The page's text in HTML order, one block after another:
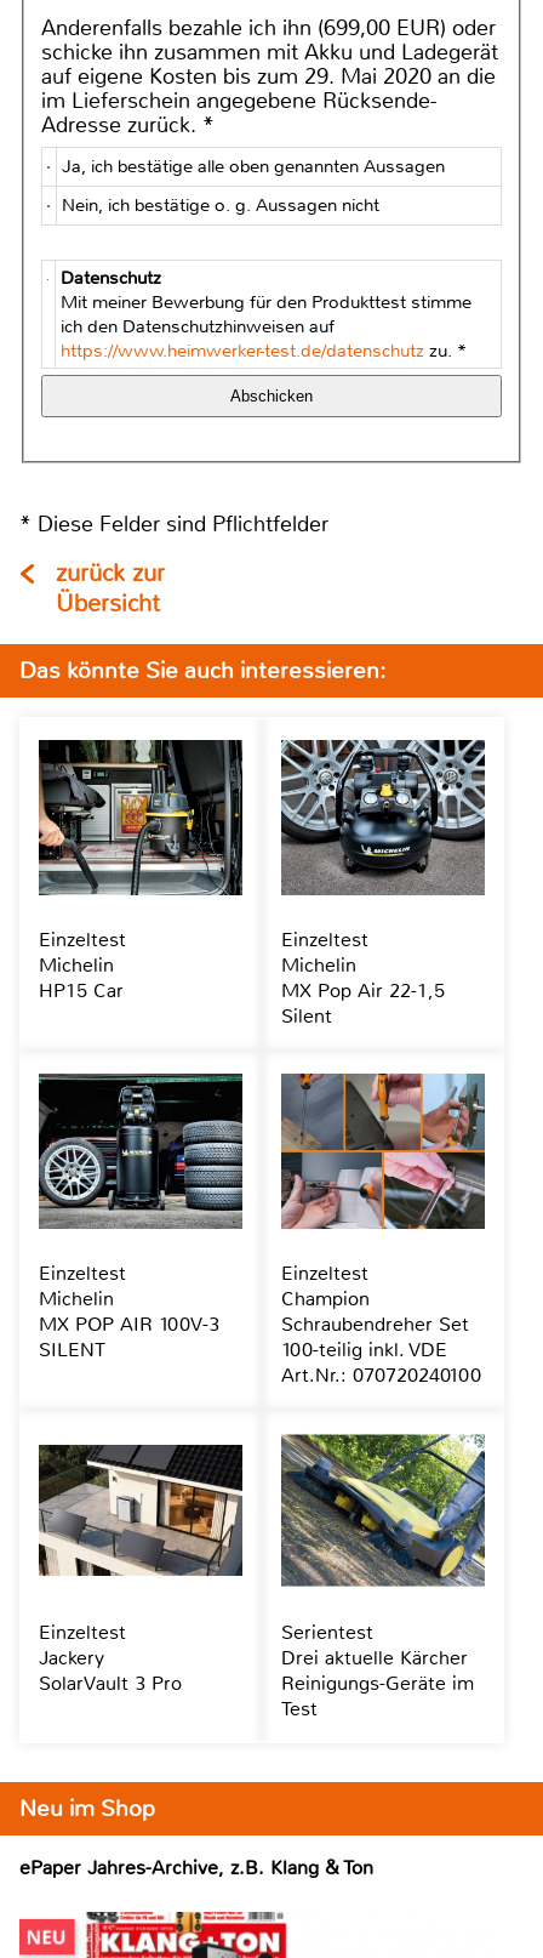
Anderenfalls bezahle ich ihn (699,00 EUR) oder
schicke ihn zusammen mit Akku und Ladegerät
auf eigene Kosten bis zum 29. Mai 2020 an die
im Lieferschein angegebene Rücksende-
Adresse zurück. *
Ja, ich bestätige alle oben genannten Aussagen
Nein, ich bestätige o. g. Aussagen nicht
Datenschutz
Mit meiner Bewerbung für den Produkttest stimme
ich den Datenschutzhinweisen auf
https://www.heimwerker-test.de/datenschutz
zu. *
* Diese Felder sind Pflichtfelder
zurück zur
Übersicht
Neu im Shop
ePaper Jahres-Archive, z.B. Klang & Ton
Das könnte Sie auch interessieren:
Einzeltest
Michelin
HP15 Car
Einzeltest
Michelin
MX Pop Air 22-1,5
Silent
Einzeltest
Michelin
MX POP AIR 100V-3
SILENT
Einzeltest
Champion
Schraubendreher Set
100-teilig inkl. VDE
Art.Nr.: 070720240100
Einzeltest
Jackery
SolarVault 3 Pro
Serientest
Drei aktuelle Kärcher
Reinigungs-Geräte im
Test